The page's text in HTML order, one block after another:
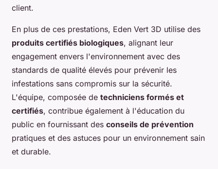
client.
En plus de ces prestations, Eden Vert 3D utilise des
produits certifiés biologiques, alignant leur
engagement envers l'environnement avec des
standards de qualité élevés pour prévenir les
infestations sans compromis sur la sécurité.
L'équipe, composée de techniciens formés et
certifiés, contribue également à l'éducation du
public en fournissant des conseils de prévention
pratiques et des astuces pour un environnement sain
et durable.